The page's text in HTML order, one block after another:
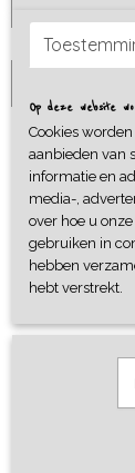
Ook interessant
Op deze website
Cookies
aanbieden van
informatie en
media-,
over hoe u
gebruiken in
hebben
hebt verstrekt.